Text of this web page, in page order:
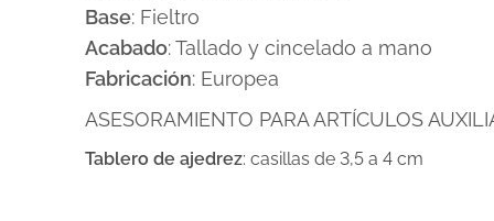
Base: Fieltro
Acabado: Tallado y cincelado a mano
Fabricación: Europea
ASESORAMIENTO PARA ARTÍCULOS
Tablero de ajedrez: casillas de 3,5 a 4 cm